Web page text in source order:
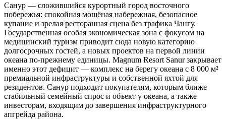
Санур — сложившийся курортный город восточного
побережья: спокойная мощёная набережная, безопасное
купание и зрелая ресторанная сцена без трафика Чангу.
Государственная особая экономическая зона с фокусом на
медицинский туризм приводит сюда новую категорию
долгосрочных гостей, а новых проектов на первой линии
океана по-прежнему единицы. Magnum Resort Sanur закрывает
именно этот дефицит — комплекс на берегу океана с 8 000 м²
премиальной инфраструктуры и собственной яхтой для
резидентов. Санур подходит покупателям, которым ближе
стабильный семейный спрос и объект у океана, а также
инвесторам, входящим до завершения инфраструктурного
апгрейда района.